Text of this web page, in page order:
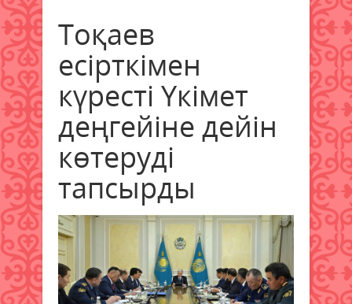
Тоқаев
есірткімен
күресті Үкімет
деңгейіне дейін
көтеруді
тапсырды